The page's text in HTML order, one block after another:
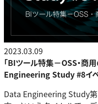
2023.03.09
「BIツール特集－OSS・商
Engineering Study #8イベ
Data Engineering Study